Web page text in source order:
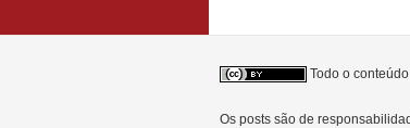
Todo o
Os posts são de